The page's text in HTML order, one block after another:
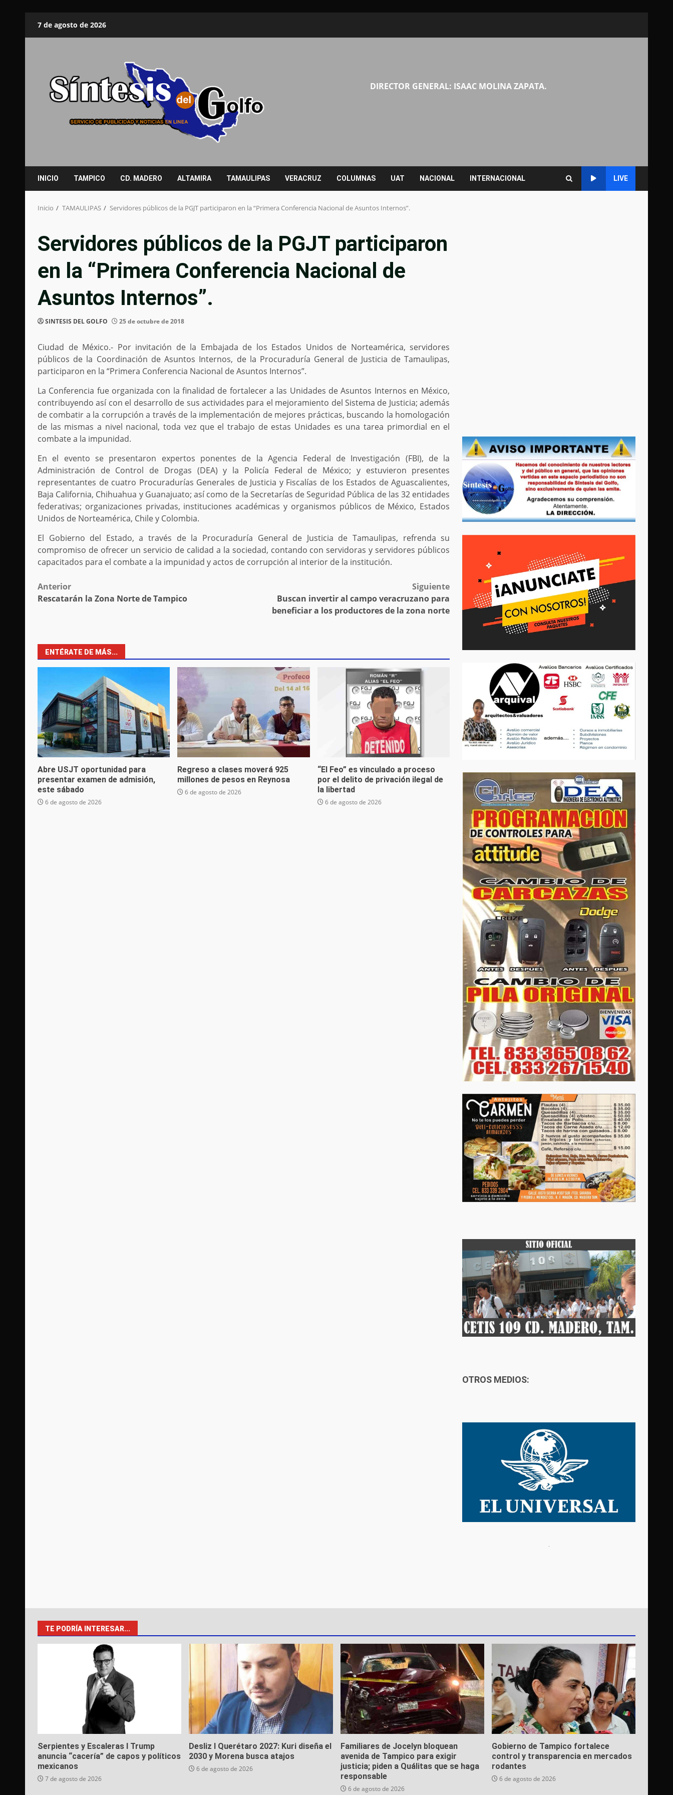
7 de agosto de 2026
DIRECTOR GENERAL: ISAAC MOLINA ZAPATA.
INICIO TAMPICO CD. MADERO ALTAMIRA TAMAULIPAS VERACRUZ COLUMNAS UAT NACIONAL INTERNACIONAL LIVE
Inicio TAMAULIPAS Servidores públicos de la PGJT participaron en la “Primera Conferencia Nacional de Asuntos Internos”.
Servidores públicos de la PGJT participaron
en la “Primera Conferencia Nacional de
Asuntos Internos”.
SINTESIS DEL GOLFO 25 de octubre de 2018
Ciudad de México.- Por invitación de la Embajada de los Estados Unidos de Norteamérica, servidores
públicos de la Coordinación de Asuntos Internos, de la Procuraduría General de Justicia de Tamaulipas,
participaron en la “Primera Conferencia Nacional de Asuntos Internos”.
La Conferencia fue organizada con la finalidad de fortalecer a las Unidades de Asuntos Internos en México,
contribuyendo así con el desarrollo de sus actividades para el mejoramiento del Sistema de Justicia; además
de combatir a la corrupción a través de la implementación de mejores prácticas, buscando la homologación
de las mismas a nivel nacional, toda vez que el trabajo de estas Unidades es una tarea primordial en el
combate a la impunidad.
En el evento se presentaron expertos ponentes de la Agencia Federal de Investigación (FBI), de la
Administración de Control de Drogas (DEA) y la Policía Federal de México; y estuvieron presentes
representantes de cuatro Procuradurías Generales de Justicia y Fiscalías de los Estados de Aguascalientes,
Baja California, Chihuahua y Guanajuato; así como de la Secretarías de Seguridad Pública de las 32 entidades
federativas; organizaciones privadas, instituciones académicas y organismos públicos de México, Estados
Unidos de Norteamérica, Chile y Colombia.
El Gobierno del Estado, a través de la Procuraduría General de Justicia de Tamaulipas, refrenda su
compromiso de ofrecer un servicio de calidad a la sociedad, contando con servidoras y servidores públicos
capacitados para el combate a la impunidad y actos de corrupción al interior de la institución.
Post
Anterior
Rescatarán la Zona Norte de Tampico
Siguiente
Buscan invertir al campo veracruzano para
beneficiar a los productores de la zona norte
ENTÉRATE DE MÁS...
Abre USJT oportunidad para
presentar examen de admisión,
este sábado
6 de agosto de 2026
Regreso a clases moverá 925
millones de pesos en Reynosa
6 de agosto de 2026
“El Feo” es vinculado a proceso
por el delito de privación ilegal de
la libertad
6 de agosto de 2026
OTROS MEDIOS:
TE PODRÍA INTERESAR...
Serpientes y Escaleras I Trump
anuncia “cacería” de capos y políticos
mexicanos
7 de agosto de 2026
Desliz I Querétaro 2027: Kuri diseña el
2030 y Morena busca atajos
6 de agosto de 2026
Familiares de Jocelyn bloquean
avenida de Tampico para exigir
justicia; piden a Quálitas que se haga
responsable
6 de agosto de 2026
Gobierno de Tampico fortalece
control y transparencia en mercados
rodantes
6 de agosto de 2026